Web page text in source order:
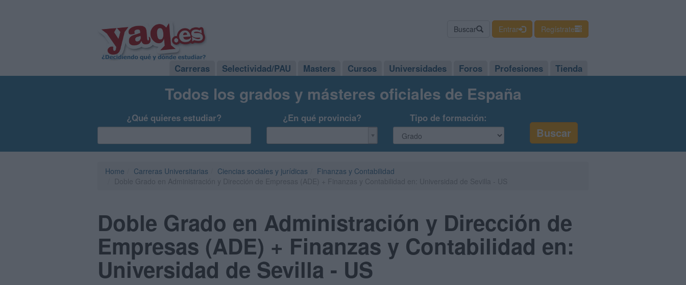
Buscar Entrar Regístrate
Carreras Selectividad/PAU Masters Cursos Universidades Foros Profesiones Tienda
Todos los grados y másteres oficiales de España
¿Qué quieres estudiar? ¿En qué provincia? Tipo de formación:
Home Carreras Universitarias Ciencias sociales y jurídicas
Finanzas y Contabilidad
Doble Grado en Administración y Dirección de
Empresas (ADE) + Finanzas y Contabilidad en:
Universidad de Sevilla - US